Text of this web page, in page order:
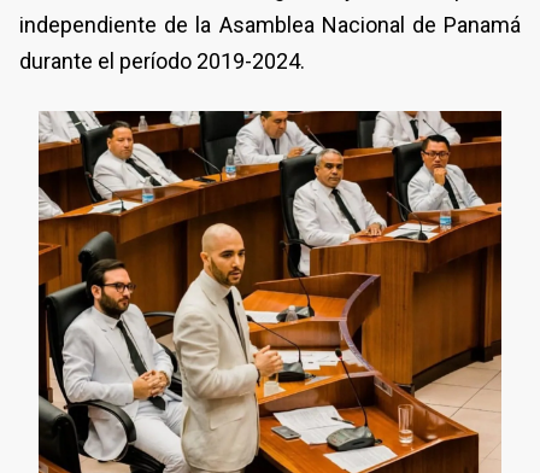
independiente de la Asamblea Nacional de Panamá
durante el período 2019-2024.